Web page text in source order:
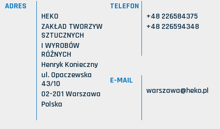
ADRES
HEKO
ZAKŁAD TWORZYW
SZTUCZNYCH
I WYROBÓW
RÓŻNYCH
Henryk Konieczny
ul. Opaczewska
43/10
02-201 Warszawa
Polska
TELEFON
+48 226584375
+48 226594348
E-MAIL
warszawa@heko.pl